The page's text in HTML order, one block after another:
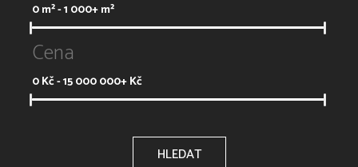
0m² -1 000+m²
Cena
0Kč -15 000 000+Kč
HLEDAT